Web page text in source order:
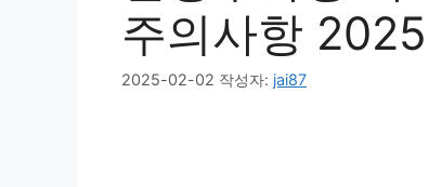
주의사항 2025
2025-02-02 작성자: jai87